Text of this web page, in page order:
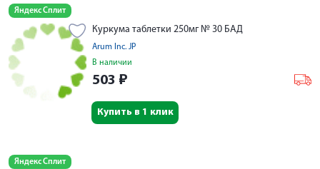
Яндекс Сплит
Куркума таблетки 250мг № 30 БАД
Arum Inc. JP
В наличии
503 ₽
Купить в 1 клик
Яндекс Сплит